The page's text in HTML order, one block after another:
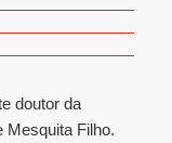
doutor da
Mesquita Filho.